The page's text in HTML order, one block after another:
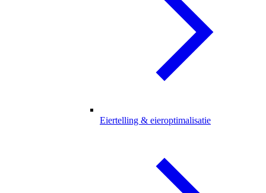
Eiertelling & eieroptimalisatie